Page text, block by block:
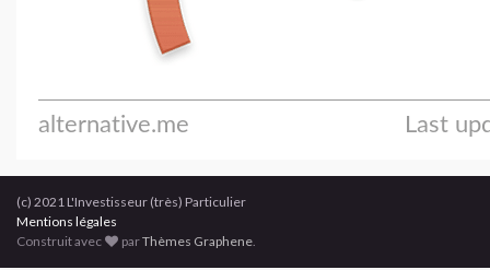
(c) 2021 L'Investisseur (très) Particulier
Mentions légales
Construit avec
parThèmes Graphene